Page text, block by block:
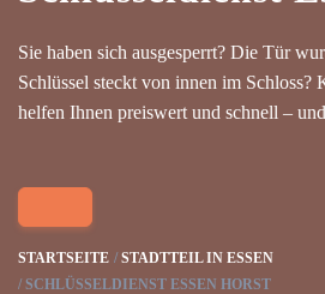
Sie haben sich ausgesperrt? Die Tür
Schlüssel steckt von innen im
helfen Ihnen preiswert und schnell –
STARTSEITE
STADTTEIL IN ESSEN
SCHLÜSSELDIENST ESSEN HORST